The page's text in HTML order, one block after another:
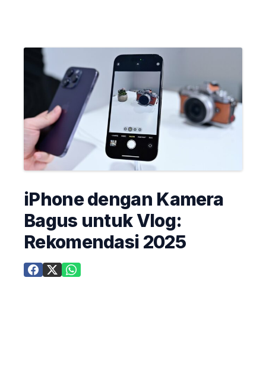
iPhone dengan Kamera
Bagus untuk Vlog:
Rekomendasi 2025